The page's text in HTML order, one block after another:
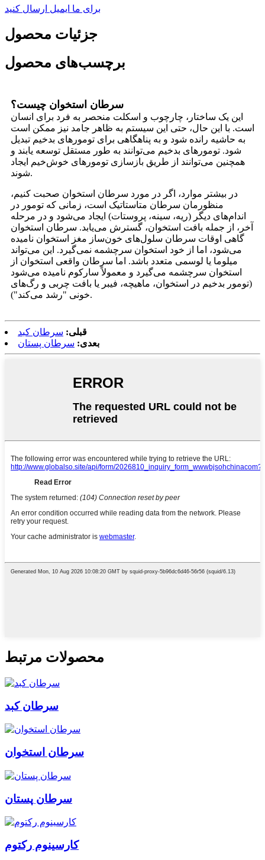
برای ما ایمیل ارسال کنید
جزئیات محصول
برچسب‌های محصول
سرطان استخوان چیست؟
این یک ساختار، چارچوب و اسکلت منحصر به فرد برای انسان
است. با این حال، حتی این سیستم به ظاهر جامد نیز ممکن است
به حاشیه رانده شود و به پناهگاهی برای تومورهای بدخیم تبدیل
شود. تومورهای بدخیم می‌توانند به طور مستقل توسعه یابند و
همچنین می‌توانند از طریق بازسازی تومورهای خوش‌خیم ایجاد
شوند.
در بیشتر موارد، اگر در مورد سرطان استخوان صحبت کنیم،
منظورمان سرطان متاستاتیک است، زمانی که تومور در
اندام‌های دیگر (ریه، سینه، پروستات) ایجاد می‌شود و در مرحله
آخر، از جمله بافت استخوان، گسترش می‌یابد. سرطان استخوان
گاهی اوقات سرطان سلول‌های خون‌ساز مغز استخوان نامیده
می‌شود، اما از خود استخوان سرچشمه نمی‌گیرد. این می‌تواند
میلوما یا لوسمی متعدد باشد. اما سرطان واقعی استخوان از
استخوان سرچشمه می‌گیرد و معمولاً سارکوم نامیده می‌شود
(تومور بدخیم در استخوان، ماهیچه، فیبر یا بافت چربی و رگ‌های
خونی "رشد می‌کند").
قبلی: سرطان کبد
بعدی: سرطان پستان
محصولات مرتبط
سرطان کبد
سرطان استخوان
سرطان پستان
کارسینوم رکتوم